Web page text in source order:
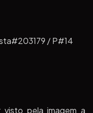
/ P#14
pela imagem a